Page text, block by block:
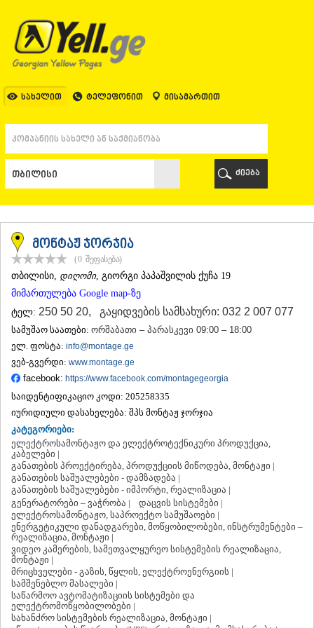
სახელით ტელეფონით მისამართით
ᲗᲑᲘᲚᲘᲡᲘ
ᲗᲑᲘᲚᲘᲡᲘ
ᲐᲤᲮᲐᲖᲔᲗᲘ
ᲒᲐᲚᲘ
ᲑᲐᲗᲣᲛᲘ
ᲥᲝᲑᲣᲚᲔᲗᲘ
ᲨᲣᲐᲮᲔᲕᲘ
ᲩᲐᲥᲕᲘ
ᲝᲖᲣᲠᲒᲔᲗᲘ
ᲩᲝᲮᲐᲢᲐᲣᲠᲘ
ᲣᲠᲔᲙᲘ
ᲘᲛᲔᲠᲔᲗᲘ
ᲑᲐᲦᲓᲐᲗᲘ
ᲕᲐᲜᲘ
ᲖᲔᲡᲢᲐᲤᲝᲜᲘ
ᲗᲔᲠᲯᲝᲚᲐ
ᲡᲐᲛᲢᲠᲔᲓᲘᲐ
ᲡᲐᲩᲮᲔᲠᲔ
ᲢᲧᲘᲑᲣᲚᲘ
ᲥᲣᲗᲐᲘᲡᲘ
ᲬᲧᲐᲚᲢᲣᲑᲝ
ᲭᲘᲐᲗᲣᲠᲐ
ᲮᲐᲠᲐᲒᲐᲣᲚᲘ
ᲮᲝᲜᲘ
ᲙᲐᲮᲔᲗᲘ
ᲐᲮᲛᲔᲢᲐ
ᲒᲣᲠᲯᲐᲐᲜᲘ
ᲓᲔᲓᲝᲤᲚᲘᲡᲬᲧᲐᲠᲝ
ᲗᲔᲚᲐᲕᲘ
ᲚᲐᲒᲝᲓᲔᲮᲘ
ᲡᲐᲒᲐᲠᲔᲯᲝ
ᲡᲘᲦᲜᲐᲦᲘ
ᲧᲕᲐᲠᲔᲚᲘ
ᲬᲜᲝᲠᲘ
ᲛᲪᲮᲔᲗᲐ–ᲛᲗᲘᲐᲜᲔᲗᲘ
ᲓᲣᲨᲔᲗᲘ
ᲗᲘᲐᲜᲔᲗᲘ
ძიება
მონტაჟ ჯორჯია
(0 შეფასება)
ᲗᲑᲘᲚᲘᲡᲘ, დიღომი, გიორგი პაპაშვილის ქუჩა 19
მიმართულება Google map-ზე
ტელ: 250 50 20, გაყიდვების სამსახური: 032 2 007 077
სამუშაო საათები: ორშაბათი – პარასკევი 09:00 – 18:00
ელ. ფოსტა: info@montage.ge
ვებ-გვერდი: www.montage.ge
facebook: https://www.facebook.com/montagegeorgia
საიდენტიფიკაციო კოდი: 205258335
იურიდიული დასახელება: შპს მონტაჟ ჯორჯია
კატეგორიები:
ელექტროსამონტაჟო და ელექტროტექნიკური პროდუქცია,
კაბელები |
განათების პროექტირება, პროდუქციის მიწოდება, მონტაჟი |
განათების საშუალებები - დამზადება |
განათების საშუალებები - იმპორტი, რეალიზაცია |
გენერატორები – ვაჭრობა |
დაცვის სისტემები |
ელექტროსამონტაჟო, საპროექტო სამუშაოები |
ენერგეტიკული დანადგარები, მოწყობილობები, ინსტრუმენტები –
რეალიზაცია, მონტაჟი |
ვიდეო კამერების, სამეთვალყურეო სისტემების რეალიზაცია,
მონტაჟი |
მრიცხველები - გაზის, წყლის, ელექტროენერგიის |
სამშენებლო მასალები |
საწარმოო ავტომატიზაციის სისტემები და
ელექტრომოწყობილობები |
სახანძრო სისტემების რეალიზაცია, მონტაჟი |